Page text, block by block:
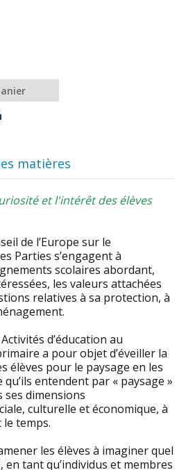
matières
et l'intérêt des élèves
de l’Europe sur le
Parties s’engagent à
scolaires abordant,
les valeurs attachées
relatives à sa protection, à
d’éducation au
a pour objet d’éveiller la
élèves pour le paysage en les
entendent par « paysage »
ses dimensions
culturelle et économique, à
le temps.
les élèves à imaginer quel
tant qu’individus et membres